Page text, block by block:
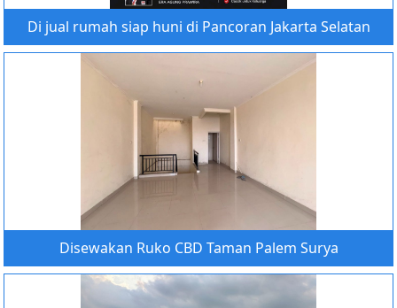
Di jual rumah siap huni di Pancoran Jakarta Selatan
Disewakan Ruko CBD Taman Palem Surya